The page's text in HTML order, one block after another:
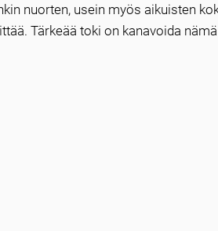
nuorten, usein myös aikuisten
Tärkeää toki on kanavoida nämä